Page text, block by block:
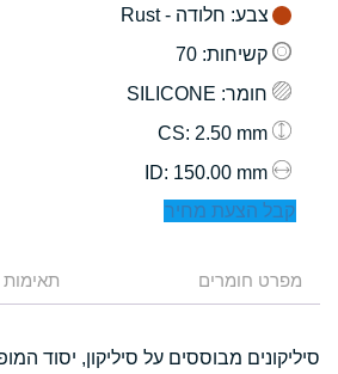
צבע: חלודה - Rust
קשיחות: 70
חומר: SILICONE
: 2.50 mm
: 150.00 mm
קבל הצעת מחיר
מפרט חומרים תאימות
סיליקונים מבוססים על סיליקון, יסוד